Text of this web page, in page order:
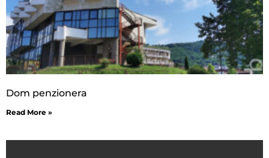
Dom penzionera
Read More »